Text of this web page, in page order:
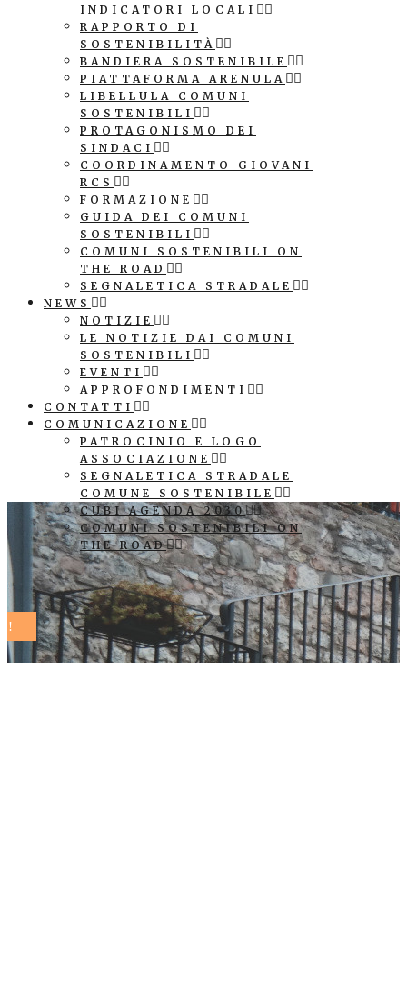
INDICATORI LOCALI
RAPPORTO DI
SOSTENIBILITÀ
BANDIERA SOSTENIBILE
PIATTAFORMA ARENULA
LIBELLULA COMUNI
SOSTENIBILI
PROTAGONISMO DEI
SINDACI
COORDINAMENTO GIOVANI
RCS
FORMAZIONE
GUIDA DEI COMUNI
SOSTENIBILI
COMUNI SOSTENIBILI ON
THE ROAD
SEGNALETICA STRADALE
NEWS
NOTIZIE
LE NOTIZIE DAI COMUNI
SOSTENIBILI
EVENTI
APPROFONDIMENTI
CONTATTI
COMUNICAZIONE
PATROCINIO E LOGO
ASSOCIAZIONE
SEGNALETICA STRADALE
COMUNE SOSTENIBILE
CUBI AGENDA 2030
COMUNI SOSTENIBILI ON
THE ROAD